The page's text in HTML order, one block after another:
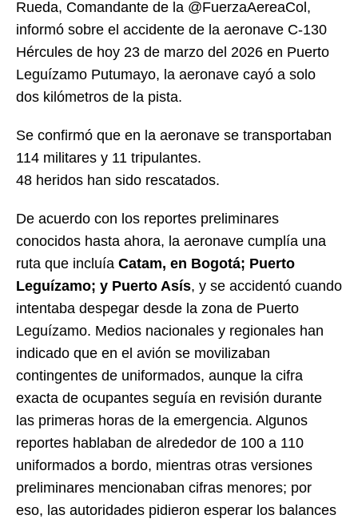
Rueda, Comandante de la @FuerzaAereaCol,
informó sobre el accidente de la aeronave C-130
Hércules de hoy 23 de marzo del 2026 en Puerto
Leguízamo Putumayo, la aeronave cayó a solo
dos kilómetros de la pista.
Se confirmó que en la aeronave se transportaban
114 militares y 11 tripulantes.
48 heridos han sido rescatados.
De acuerdo con los reportes preliminares
conocidos hasta ahora, la aeronave cumplía una
ruta que incluía Catam, en Bogotá; Puerto
Leguízamo; y Puerto Asís, y se accidentó cuando
intentaba despegar desde la zona de Puerto
Leguízamo. Medios nacionales y regionales han
indicado que en el avión se movilizaban
contingentes de uniformados, aunque la cifra
exacta de ocupantes seguía en revisión durante
las primeras horas de la emergencia. Algunos
reportes hablaban de alrededor de 100 a 110
uniformados a bordo, mientras otras versiones
preliminares mencionaban cifras menores; por
eso, las autoridades pidieron esperar los balances